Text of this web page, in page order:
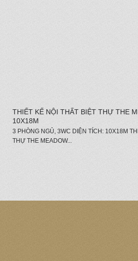
THIẾT KẾ NỘI THẤT BIỆT THỰ THE
10X18M
3 PHÒNG NGỦ, 3WC DIỆN TÍCH: 10X18M
THỰ THE MEADOW...